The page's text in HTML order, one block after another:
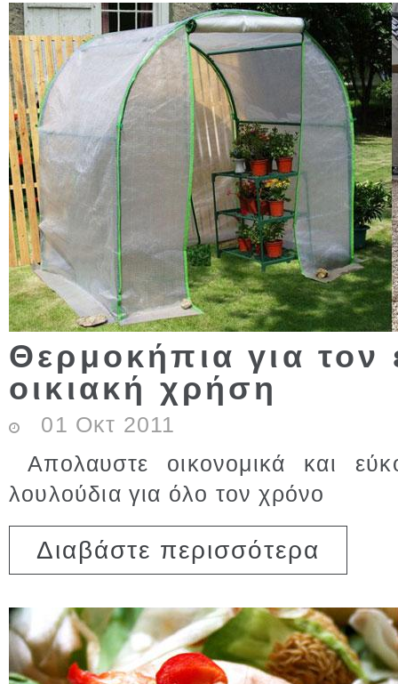
Θερμοκήπια για τον
οικιακή χρήση
01 Οκτ 2011
Απολαυστε οικονομικά και
λουλούδια για όλο τον χρόνο
Διαβάστε περισσότερα